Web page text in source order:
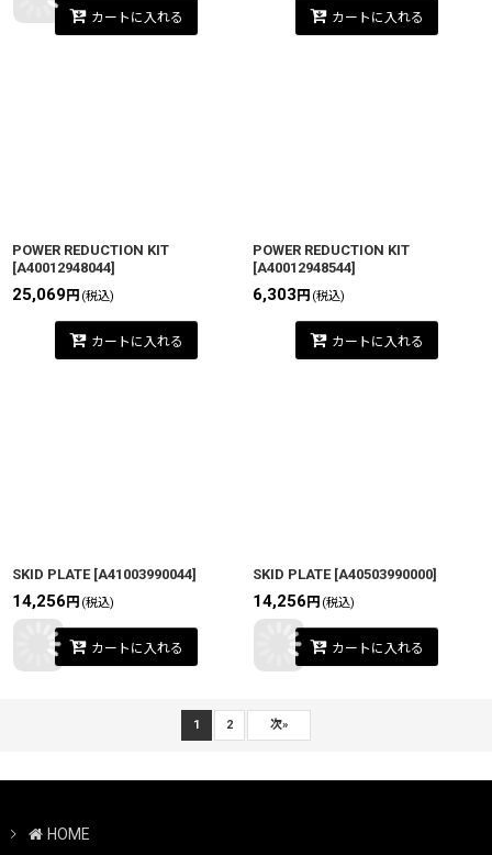
カートに入れる カートに入れる
POWER REDUCTION KIT
[A40012948044]
25,069円 (税込)
カートに入れる
POWER REDUCTION KIT
[A40012948544]
6,303 円 (税込)
カートに入れる
SKID PLATE [A41003990044]
14,256 円 (税込)
カートに入れる
SKID PLATE [A40503990000]
14,256 円 (税込)
カートに入れる
1 2 次»
HOME